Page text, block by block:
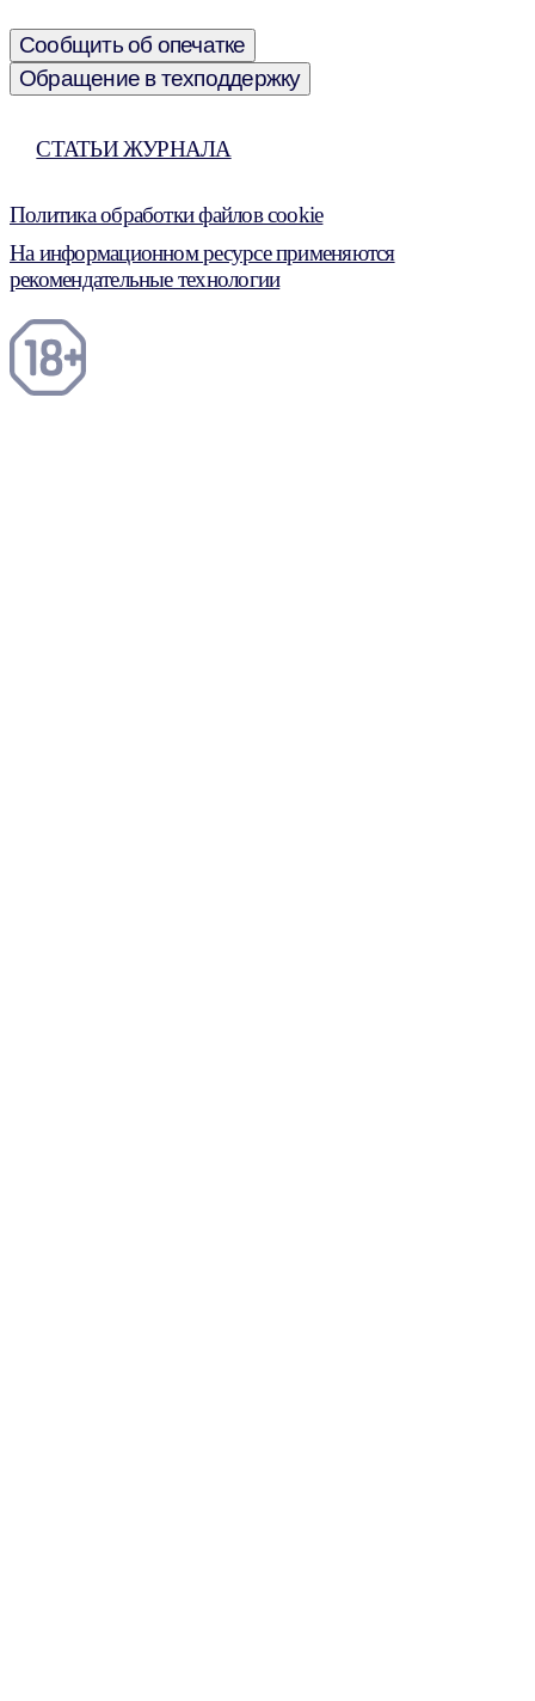
Сообщить об опечатке
Обращение в техподдержку
СТАТЬИ ЖУРНАЛА
Политика обработки файлов cookie
На информационном ресурсе применяются
рекомендательные технологии